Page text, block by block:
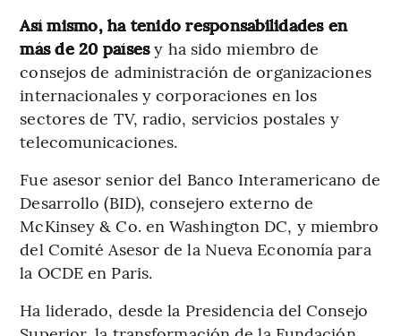
Así mismo, ha tenido responsabilidades en
más de 20 paísesy ha sido miembro de
consejos de administración de organizaciones
internacionales y corporaciones en los
sectores de TV, radio, servicios postales y
telecomunicaciones.
Fue asesor senior del Banco Interamericano de
Desarrollo (BID), consejero externo de
McKinsey & Co. en Washington DC, y miembro
del Comité Asesor de la Nueva Economía para
la OCDE en Paris.
Ha liderado, desde la Presidencia del Consejo